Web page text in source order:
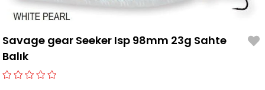
Savage gear Seeker Isp 98mm 23g Sahte
Balık